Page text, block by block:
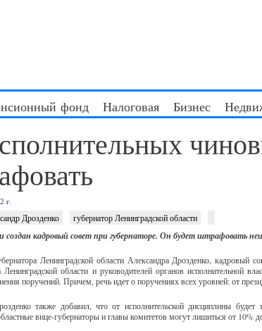
фонд Налоговая Бизнес
г.
Дрозденко губернатор Ленинградской области
создан кадровый совет при губернаторе. Он будет штрафовать
Ленинградской области Александра Дрозденко, кадровый
Ленинградской области и руководителей органов исполнительной
поручений. Причем, речь идет о поручениях всех уровней: от
также добавил, что от исполнительской дисциплины
вице-губернаторы и главы комитетов могут лишиться от 10%